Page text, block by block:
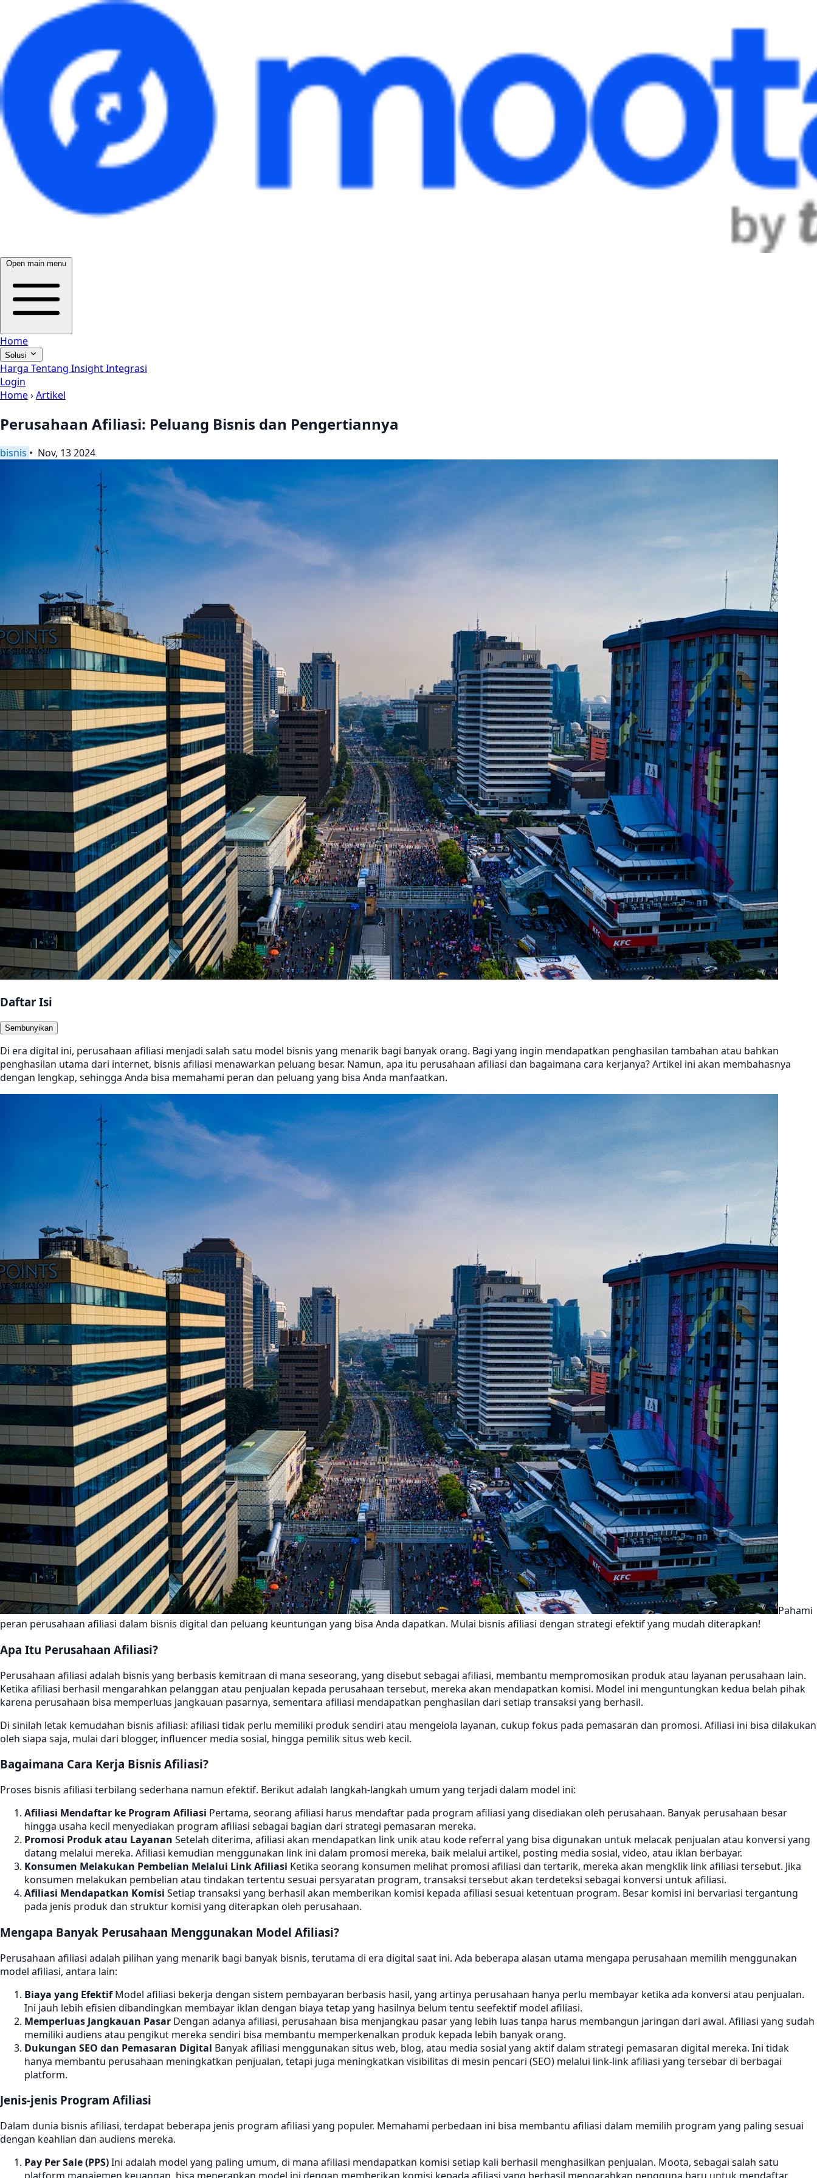
Open main menu
Home
Solusi
Harga Tentang InsightIntegrasi
Login
Home›Artikel
Perusahaan Afiliasi: Peluang Bisnis dan Pengertiannya
bisnis • Nov, 13 2024
Daftar Isi
Sembunyikan
Di era digital ini, perusahaan afiliasi menjadi salah satu model bisnis yang menarik bagi banyak orang. Bagi yang ingin mendapatkan penghasilan tambahan atau bahkan
penghasilan utama dari internet, bisnis afiliasi menawarkan peluang besar. Namun, apa itu perusahaan afiliasi dan bagaimana cara kerjanya? Artikel ini akan membahasnya
dengan lengkap, sehingga Anda bisa memahami peran dan peluang yang bisa Anda manfaatkan.
Pahami
peran perusahaan afiliasi dalam bisnis digital dan peluang keuntungan yang bisa Anda dapatkan. Mulai bisnis afiliasi dengan strategi efektif yang mudah diterapkan!
Apa Itu Perusahaan Afiliasi?
Perusahaan afiliasi adalah bisnis yang berbasis kemitraan di mana seseorang, yang disebut sebagai afiliasi, membantu mempromosikan produk atau layanan perusahaan lain.
Ketika afiliasi berhasil mengarahkan pelanggan atau penjualan kepada perusahaan tersebut, mereka akan mendapatkan komisi. Model ini menguntungkan kedua belah pihak
karena perusahaan bisa memperluas jangkauan pasarnya, sementara afiliasi mendapatkan penghasilan dari setiap transaksi yang berhasil.
Di sinilah letak kemudahan bisnis afiliasi: afiliasi tidak perlu memiliki produk sendiri atau mengelola layanan, cukup fokus pada pemasaran dan promosi. Afiliasi ini bisa dilakukan
oleh siapa saja, mulai dari blogger, influencer media sosial, hingga pemilik situs web kecil.
Bagaimana Cara Kerja Bisnis Afiliasi?
Proses bisnis afiliasi terbilang sederhana namun efektif. Berikut adalah langkah-langkah umum yang terjadi dalam model ini:
Afiliasi Mendaftar ke Program Afiliasi Pertama, seorang afiliasi harus mendaftar pada program afiliasi yang disediakan oleh perusahaan. Banyak perusahaan besar
hingga usaha kecil menyediakan program afiliasi sebagai bagian dari strategi pemasaran mereka.
Promosi Produk atau Layanan Setelah diterima, afiliasi akan mendapatkan link unik atau kode referral yang bisa digunakan untuk melacak penjualan atau konversi yang
datang melalui mereka. Afiliasi kemudian menggunakan link ini dalam promosi mereka, baik melalui artikel, posting media sosial, video, atau iklan berbayar.
Konsumen Melakukan Pembelian Melalui Link Afiliasi Ketika seorang konsumen melihat promosi afiliasi dan tertarik, mereka akan mengklik link afiliasi tersebut. Jika
konsumen melakukan pembelian atau tindakan tertentu sesuai persyaratan program, transaksi tersebut akan terdeteksi sebagai konversi untuk afiliasi.
Afiliasi Mendapatkan Komisi Setiap transaksi yang berhasil akan memberikan komisi kepada afiliasi sesuai ketentuan program. Besar komisi ini bervariasi tergantung
pada jenis produk dan struktur komisi yang diterapkan oleh perusahaan.
Mengapa Banyak Perusahaan Menggunakan Model Afiliasi?
Perusahaan afiliasi adalah pilihan yang menarik bagi banyak bisnis, terutama di era digital saat ini. Ada beberapa alasan utama mengapa perusahaan memilih menggunakan
model afiliasi, antara lain:
Biaya yang EfektifModel afiliasi bekerja dengan sistem pembayaran berbasis hasil, yang artinya perusahaan hanya perlu membayar ketika ada konversi atau penjualan.
Ini jauh lebih efisien dibandingkan membayar iklan dengan biaya tetap yang hasilnya belum tentu seefektif model afiliasi.
Memperluas Jangkauan Pasar Dengan adanya afiliasi, perusahaan bisa menjangkau pasar yang lebih luas tanpa harus membangun jaringan dari awal. Afiliasi yang sudah
memiliki audiens atau pengikut mereka sendiri bisa membantu memperkenalkan produk kepada lebih banyak orang.
Dukungan SEO dan Pemasaran Digital Banyak afiliasi menggunakan situs web, blog, atau media sosial yang aktif dalam strategi pemasaran digital mereka. Ini tidak
hanya membantu perusahaan meningkatkan penjualan, tetapi juga meningkatkan visibilitas di mesin pencari (SEO) melalui link-link afiliasi yang tersebar di berbagai
platform.
Jenis-jenis Program Afiliasi
Dalam dunia bisnis afiliasi, terdapat beberapa jenis program afiliasi yang populer. Memahami perbedaan ini bisa membantu afiliasi dalam memilih program yang paling sesuai
dengan keahlian dan audiens mereka.
Pay Per Sale (PPS)Ini adalah model yang paling umum, di mana afiliasi mendapatkan komisi setiap kali berhasil menghasilkan penjualan. Moota, sebagai salah satu